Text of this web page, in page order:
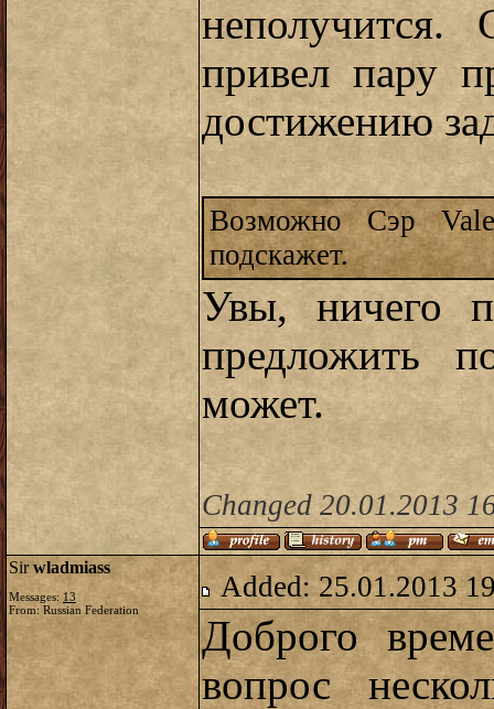
привел пару
достижению
Возможно Сэр
подскажет.
Увы, ничего
предложить
может.
Changed 20.01.2013
Sirwladmiass
Messages:13
From: Russian Federation
Added: 25.01.2013
Доброго
вопрос